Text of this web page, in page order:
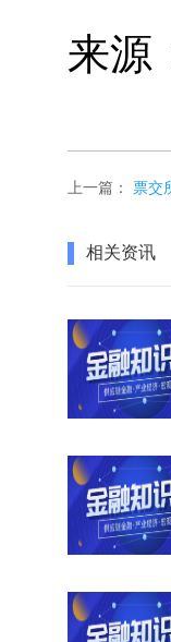
来源
上一篇： 票交
相关资讯